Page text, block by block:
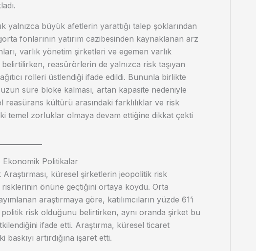
yalnızca büyük afetlerin yarattığı talep şoklarından
fonlarının yatırım cazibesinden kaynaklanan arz
varlık yönetim şirketleri ve egemen varlık
reasürörlerin de yalnızca risk taşıyan
rolleri üstlendiği ifade edildi. Bununla birlikte
süre bloke kalması, artan kapasite nedeniyle
reasürans kültürü arasındaki farklılıklar ve risk
temel zorluklar olmaya devam ettiğine dikkat çekti
Ekonomik Politikalar
küresel şirketlerin jeopolitik risk
risklerinin önüne geçtiğini ortaya koydu. Orta
araştırmaya göre, katılımcıların yüzde 61’i
risk olduğunu belirtirken, aynı oranda şirket bu
ifade etti. Araştırma, küresel ticaret
artırdığına işaret etti.